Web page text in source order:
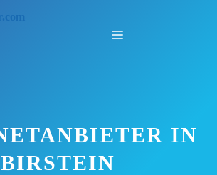
Menü
IN
BIRSTEIN